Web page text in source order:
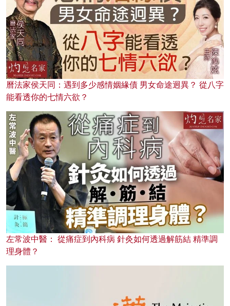
曆法家侯天同：遇到多少感情姻緣債 男女命途迥異？ 從八字
能看透你的七情六欲？
左常波中醫： 從痛症到內科病 針灸如何透過解筋結 精準調
理身體？